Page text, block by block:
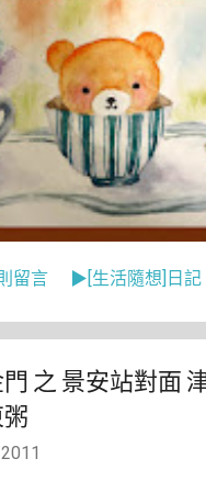
留言 ▶[生活隨想]日記
之 景安站對面